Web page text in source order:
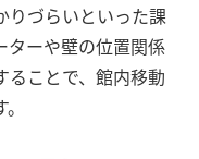
りづらいといった課
ターや壁の位置関係
ることで、館内移動